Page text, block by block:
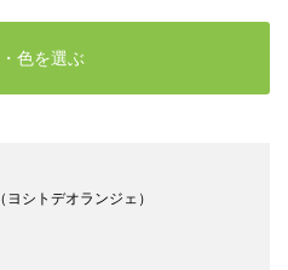
色を選ぶ
（ヨシトデオランジェ）